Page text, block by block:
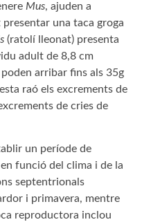
Mus, ajuden a
presentar una taca groga
(ratolí lleonat) presenta
adult de 8,8 cm
arribar fins als 35g
raó els excrements de
de cries de
un període de
funció del clima i de la
septentrionals
i primavera, mentre
reproductora inclou